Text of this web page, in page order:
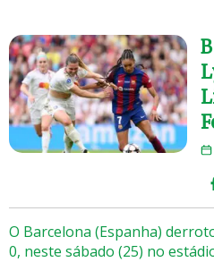
O Barcelona (Espanha)
0, neste sábado (25) no